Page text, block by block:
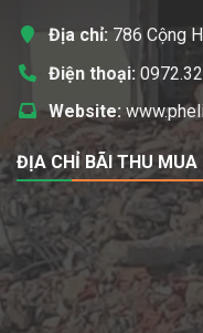
Địa chỉ: 786 Cộng
Điện thoại:
Website:
ĐỊA CHỈ BÃI THU MUA